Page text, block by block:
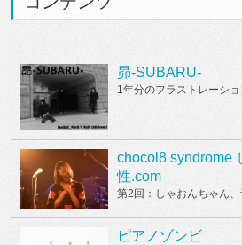
昴-SUBARU-
1年分のフラストレーシ
chocol8 syndrome
性.com
第2回：しゃおんちゃん
ピアノゾンビ